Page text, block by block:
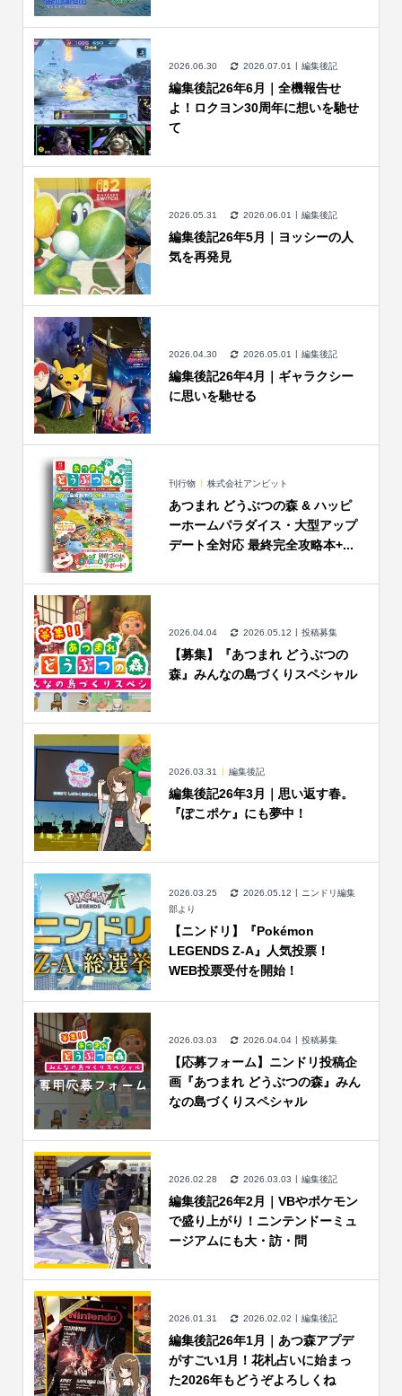
2026.06.30 2026.07.01 編集後記
編集後記26年6月｜全機報告せ
よ！ロクヨン30周年に想いを馳せ
て
2026.05.31 2026.06.01 編集後記
編集後記26年5月｜ヨッシーの人
気を再発見
2026.04.30 2026.05.01 編集後記
編集後記26年4月｜ギャラクシー
に思いを馳せる
刊行物 株式会社アンビット
あつまれ どうぶつの森 & ハッピ
ーホームパラダイス・大型アップ
デート全対応 最終完全攻略本+...
2026.04.04 2026.05.12 投稿募集
【募集】『あつまれ どうぶつの
森』みんなの島づくりスペシャル
2026.03.31 編集後記
編集後記26年3月｜思い返す春。
『ぽこポケ』にも夢中！
2026.03.25 2026.05.12
ニンドリ編集
部より
【ニンドリ】『Pokémon
LEGENDS Z-A』人気投票！
WEB投票受付を開始！
2026.03.03 2026.04.04 投稿募集
【応募フォーム】ニンドリ投稿企
画『あつまれ どうぶつの森』みん
なの島づくりスペシャル
2026.02.28 2026.03.03 編集後記
編集後記26年2月｜VBやポケモン
で盛り上がり！ニンテンドーミュ
ージアムにも大・訪・問
2026.01.31 2026.02.02 編集後記
編集後記26年1月｜あつ森アプデ
がすごい1月！花札占いに始まっ
た2026年もどうぞよろしくね